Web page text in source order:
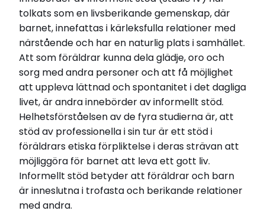
tolkats som en livsberikande gemenskap, där
barnet, innefattas i kärleksfulla relationer med
närstående och har en naturlig plats i samhället.
Att som föräldrar kunna dela glädje, oro och
sorg med andra personer och att få möjlighet
att uppleva lättnad och spontanitet i det dagliga
livet, är andra innebörder av informellt stöd.
Helhetsförståelsen av de fyra studierna är, att
stöd av professionella i sin tur är ett stöd i
föräldrars etiska förpliktelse i deras strävan att
möjliggöra för barnet att leva ett gott liv.
Informellt stöd betyder att föräldrar och barn
är inneslutna i trofasta och berikande relationer
med andra.